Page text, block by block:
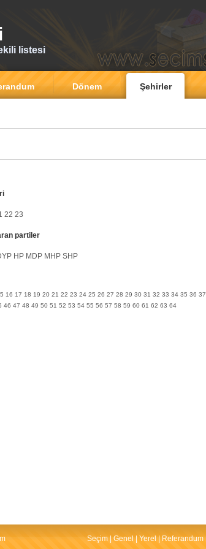
listesi
Dönem Şehirler
22 23
partiler
HP MDP MHP SHP
16 17 18 19 20 21 22 23 24 25 26 27 28 29 30 31 32 33 34 35 36 37
46 47 48 49 50 51 52 53 54 55 56 57 58 59 60 61 62 63 64
Seçim Genel Yerel Referandum